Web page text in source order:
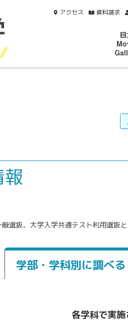
アクセス 資料請求
選抜、大学入学共通テスト利用選抜
学部・学科別に調べる
各学科で実施